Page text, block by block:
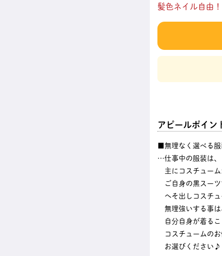
た時間できっちり
短期
迎
髪型自由 髪色自由
髪色ネイル自由
アピールポイン
■無理なく選べる服
…仕事中の服装は、
主にコスチューム
ご自身の黒スーツ
へそ出しコスチュ
無理強いする事は
自分自身が着るこ
コスチュームのお
お選びください♪